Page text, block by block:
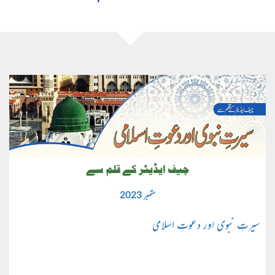
چیف ایڈیٹر کے قلم سے
ستمبر 2023
سیرتِ نبوی اور دعوتِ اسلامی